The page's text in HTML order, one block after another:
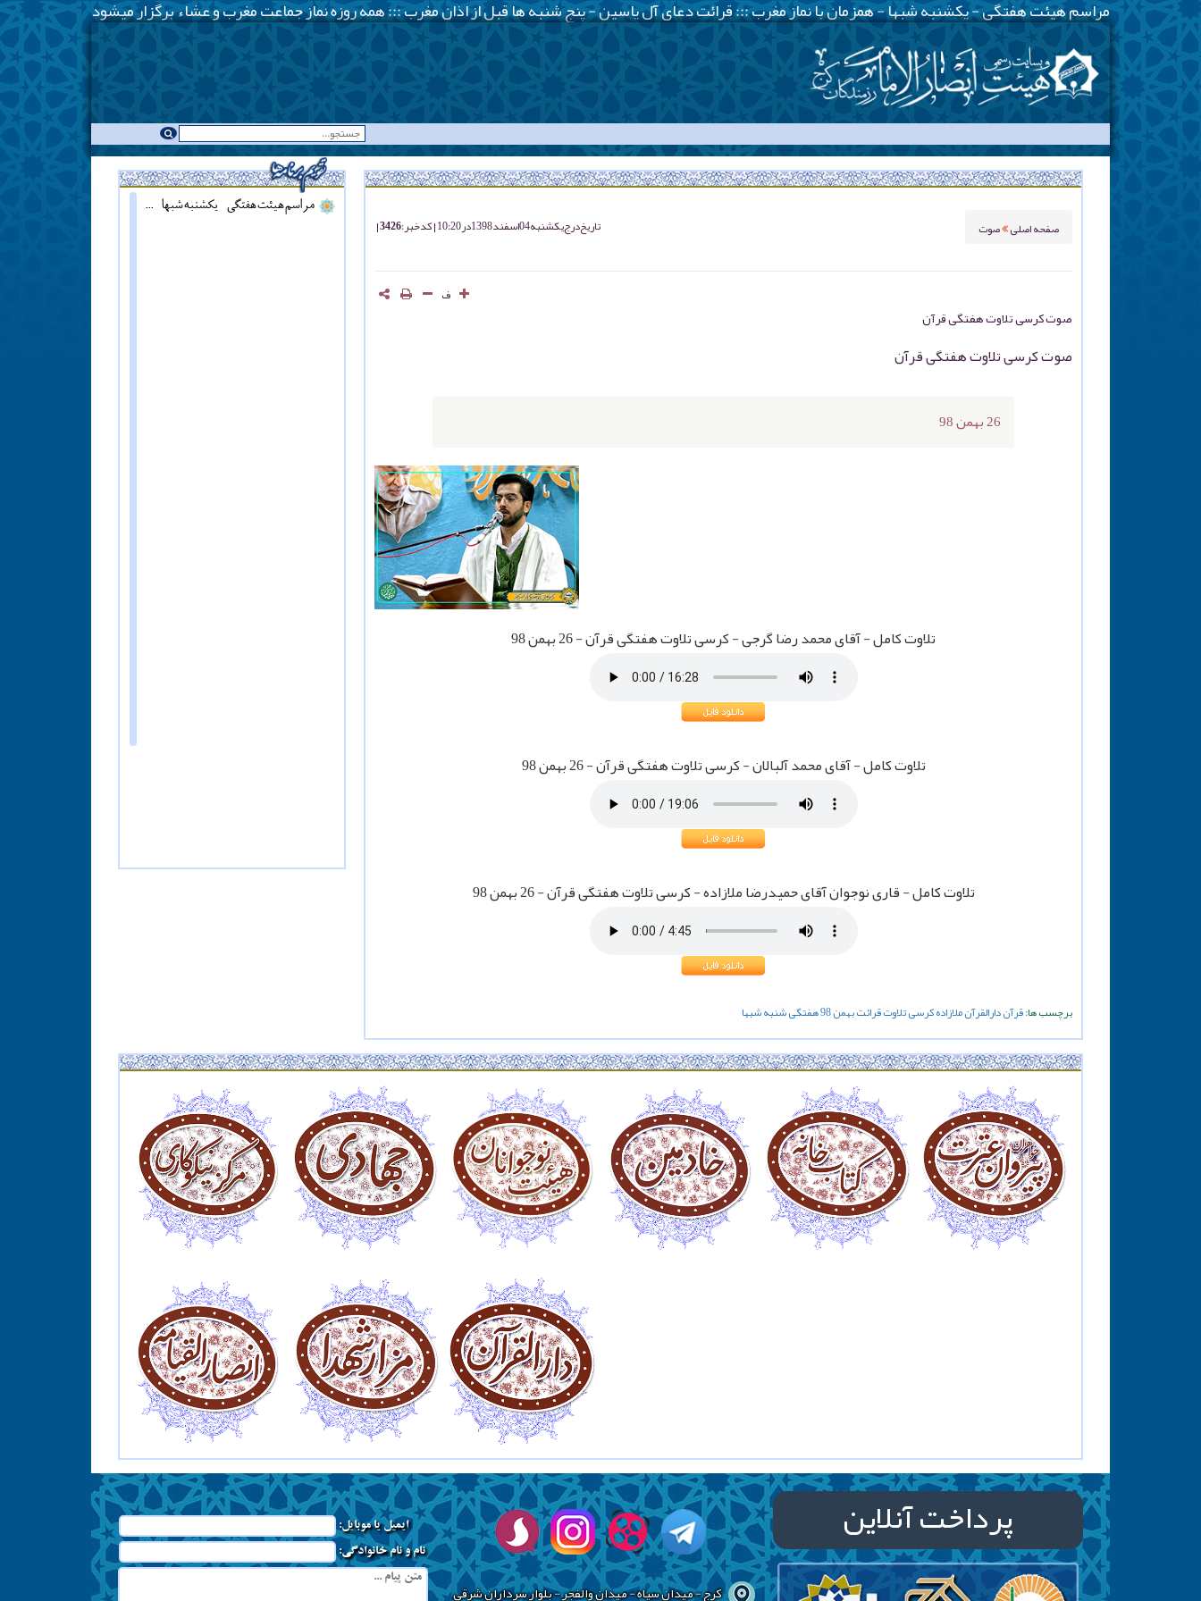
-
صفحه اصلی صوت تاریخ درجیکشنبه 04 اسفند 1398 در 10:20 کد خبر : 3426
ف
صوت کرسی تلاوت هفتگی قرآن
صوت کرسی تلاوت هفتگی قرآن
26 بهمن 98
تلاوت کامل - آقای محمد رضا گرجی - کرسی تلاوت هفتگی قرآن - 26 بهمن 98
تلاوت کامل - آقای محمد آلبالان - کرسی تلاوت هفتگی قرآن - 26 بهمن 98
تلاوت کامل - قاری نوجوان آقای حمیدرضا ملازاده - کرسی تلاوت هفتگی قرآن - 26 بهمن 98
برچسب ها:قرآندارالقرآنملازادهکرسیتلاوتقرائتبهمن98هفتگیشنبه شبها
مراسم هیئت هفتگی - یکشنبه شبها - همزمان با نماز مغرب ::: قرائت دعای آل یاسین - پنج شنبه ها قبل از اذان مغرب ::: همه روزه نماز جماعت مغرب و عشاء برگزار میشود
پرداخت آنلاین
کرج - میدان سپاه - میدان والفجر - بلوار سرداران شرقی
ایمیل یا موبایل:
نام و نام خانوادگی: